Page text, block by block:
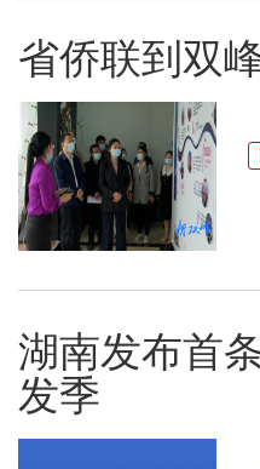
省侨联到双
湖南发布首
发季